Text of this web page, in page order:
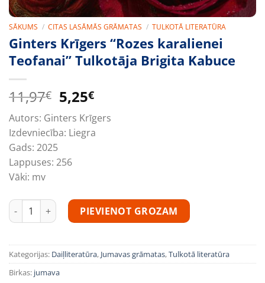
SĀKUMS / CITAS LASĀMĀS GRĀMATAS / TULKOTĀ LITERATŪRA
Ginters Krīgers “Rozes karalienei
Teofanai” Tulkotāja Brigita Kabuce
11,97€ Original
price
was:
11,97€.
5,25€Current
is:
5,25€.
Autors: Ginters Krīgers
Izdevniecība: Liegra
Gads: 2025
Lappuses: 256
Vāki: mv
Ginters Krīgers "Rozes karalienei Teofanai" Tulkotāja Brigita
PIEVIENOT GROZAM
Kategorijas: Daiļliteratūra, Jumavas grāmatas,Tulkotā literatūra
Birkas: jumava